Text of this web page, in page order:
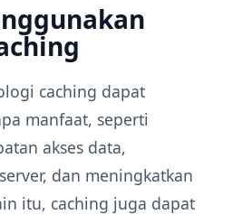
caching dapat
manfaat, seperti
akses data,
dan meningkatkan
itu, caching juga dapat